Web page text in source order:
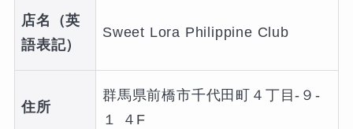
店名（英
語表記）
Sweet Lora Philippine Club
住所
群馬県前橋市千代田町４丁目-９-
１ ４F